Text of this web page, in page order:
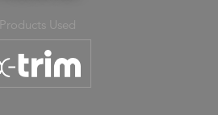
Products Used